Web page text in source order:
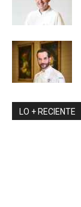
LO + RECIENTE